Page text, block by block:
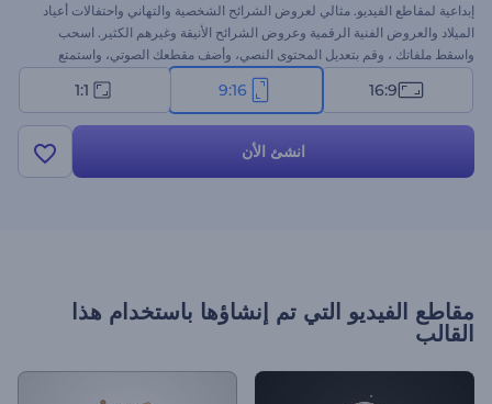
إبداعية لمقاطع الفيديو. مثالي لعروض الشرائح الشخصية والتهاني واحتفالات أعياد
الميلاد والعروض الفنية الرقمية وعروض الشرائح الأنيقة وغيرهم الكثير. اسحب
واسقط ملفاتك ، وقم بتعديل المحتوى النصي، وأضف مقطعك الصوتي، واستمتع
بالنتيجة. اترك أثرً لا ينسى. جربه الآن!
16:9
9:16
1:1
انشئ الأن
مقاطع الفيديو التي تم إنشاؤها باستخدام هذا
القالب